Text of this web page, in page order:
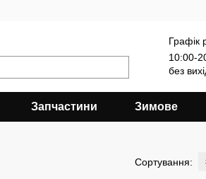
Графік
10:00-
без
Запчастини Зимове
Сортування: